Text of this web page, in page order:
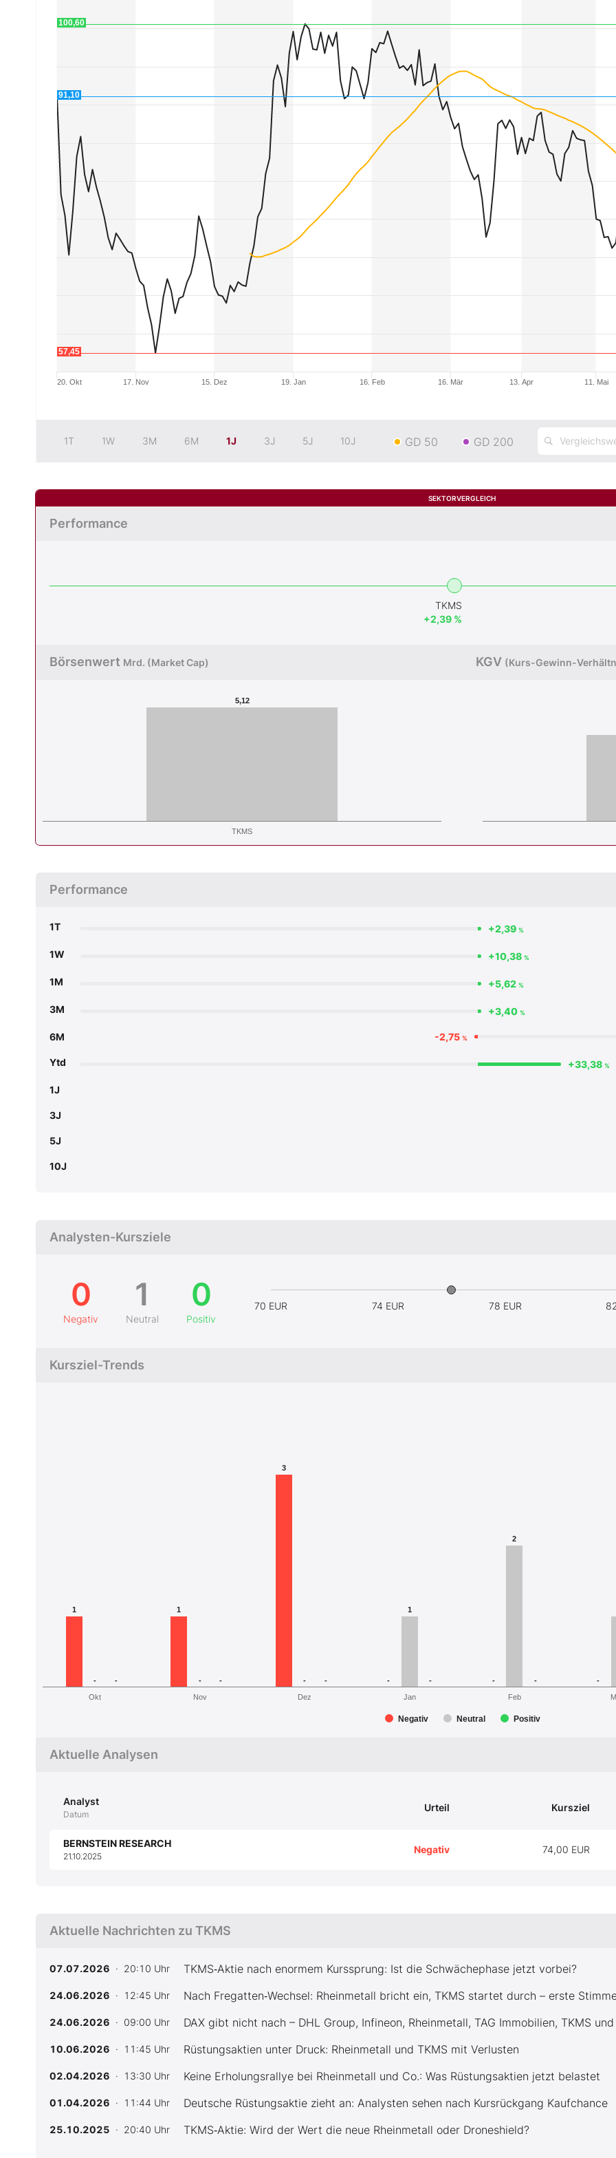
Experten
Mein Konto
Kontakt
20. Okt 17. Nov 15. Dez 19. Jan 16. Feb 16. Mär 13. Apr 11. Mai
91,10
57,45
100,60
1T 1W 3M 6M 1J 3J 5J 10J GD 50 GD 200
SEKTORVERGLEICH
Performance
TKMS
+2,39 %
Börsenwert Mrd. (Market Cap)
5,12
TKMS
KGV (Kurs-Gewinn-
Performance
1T +2,39 %
1W +10,38 %
1M +5,62 %
3M +3,40 %
6M -2,75 %
Ytd +33,38%
1J
3J
5J
10J
Analysten-Kursziele
0
Negativ
1
Neutral
0
Positiv
70 EUR 74 EUR 78 EUR
Kursziel-Trends
1 1
3
- - -
- - -
1
2
- - - - -
Negativ Neutral Positiv
Okt Nov Dez Jan Feb
Aktuelle Analysen
Analyst
Datum
Urteil Kursziel
BERNSTEIN RESEARCH
21.10.2025
Negativ 74,00 EUR
Aktuelle Nachrichten zu TKMS
07.07.2026 · 20:10 Uhr TKMS‑Aktie nach enormem Kurssprung: Ist die Schwächephase jetzt vorbei?
24.06.2026 · 12:45 Uhr Nach Fregatten‑Wechsel: Rheinmetall bricht ein, TKMS startet durch – erste
24.06.2026 · 09:00 Uhr DAX gibt nicht nach – DHL Group, Infineon, Rheinmetall, TAG Immobilien, TKMS
10.06.2026 · 11:45 Uhr Rüstungsaktien unter Druck: Rheinmetall und TKMS mit Verlusten
02.04.2026 · 13:30 Uhr Keine Erholungsrallye bei Rheinmetall und Co.: Was Rüstungsaktien jetzt belastet
01.04.2026 · 11:44 Uhr Deutsche Rüstungsaktie zieht an: Analysten sehen nach Kursrückgang Kaufchance
25.10.2025 · 20:40 Uhr TKMS‑Aktie: Wird der Wert die neue Rheinmetall oder Droneshield?